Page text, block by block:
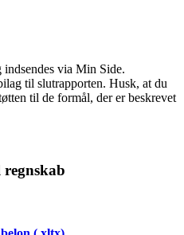
via Min Side.
til slutrapporten. Husk, at du
til de formål, der er beskrevet